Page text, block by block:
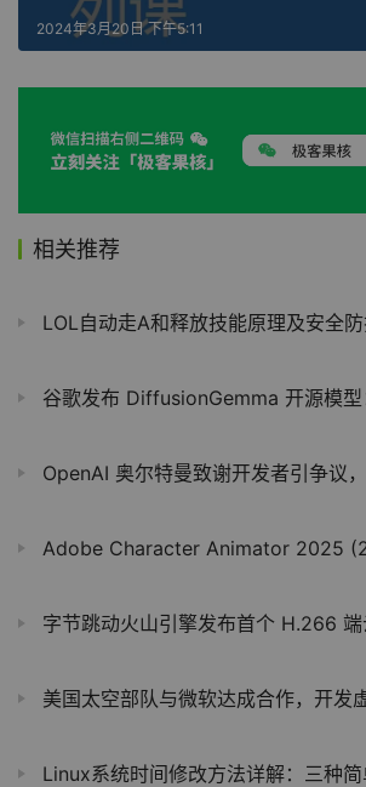
2024年3月20日 下午5:11
相关推荐
LOL自动走A和释放技能原理及安全
谷歌发布 DiffusionGemma 开源模型：基于文本扩散机制
OpenAI 奥尔特曼致谢开发者引争议，网友回应
Adobe Character Animator 2025
字节跳动火山引擎发布首个 H.266 端云一体视频解决方案：BVC2 已支
美国太空部队与微软达成合作，开发
Linux系统时间修改方法详解：三种简单操作让